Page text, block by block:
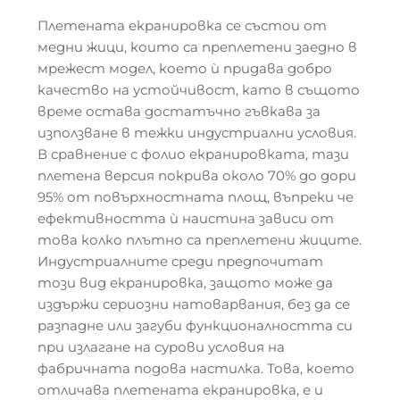
Плетената екранировка се състои от
медни жици, които са преплетени заедно в
мрежест модел, което ѝ придава добро
качество на устойчивост, като в същото
време остава достатъчно гъвкава за
използване в тежки индустриални условия.
В сравнение с фолио екранировката, тази
плетена версия покрива около 70% до дори
95% от повърхностната площ, въпреки че
ефективността ѝ наистина зависи от
това колко плътно са преплетени жиците.
Индустриалните среди предпочитат
този вид екранировка, защото може да
издържи сериозни натоварвания, без да се
разпадне или загуби функционалността си
при излагане на сурови условия на
фабричната подова настилка. Това, което
отличава плетената екранировка, е и